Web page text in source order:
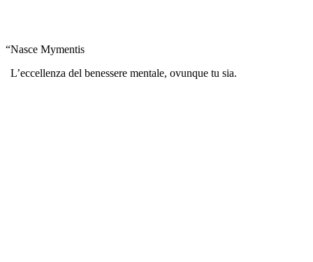
“Nasce Mymentis
L’eccellenza del benessere mentale, ovunque tu sia.